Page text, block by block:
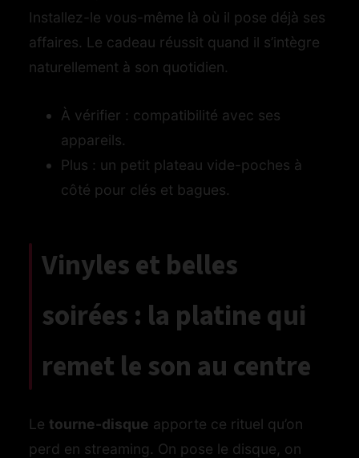
Installez-le vous-même là où il pose déjà ses
affaires. Le cadeau réussit quand il s’intègre
naturellement à son quotidien.
À vérifier : compatibilité avec ses
appareils.
Plus : un petit plateau vide-poches à
côté pour clés et bagues.
Vinyles et belles
soirées : la platine qui
remet le son au centre
Le tourne-disque apporte ce rituel qu’on
perd en streaming. On pose le disque, on